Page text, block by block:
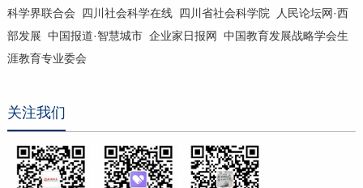
科学界联合会
四川社会科学在线 四川省社会科学院
人民论坛网·西
部发展 中国报道·智慧城市 企业家日报网
中国教育发展战略学会生
涯教育专业委会
关注我们